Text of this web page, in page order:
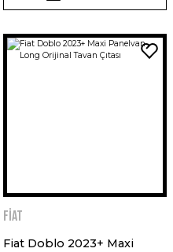
Fiat
Fiat Doblo 2023+ Maxi